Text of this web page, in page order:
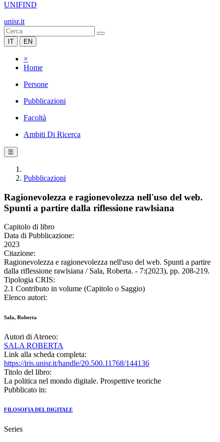
UNIFIND
unisr.it
IT EN
×
Home
Persone
Pubblicazioni
Facoltà
Ambiti Di Ricerca
☰
Pubblicazioni
Ragionevolezza e ragionevolezza nell'uso del web.
Spunti a partire dalla riflessione rawlsiana
Capitolo di libro
Data di Pubblicazione:
2023
Citazione:
Ragionevolezza e ragionevolezza nell'uso del web. Spunti a partire
dalla riflessione rawlsiana / Sala, Roberta. - 7:(2023), pp. 208-219.
Tipologia CRIS:
2.1 Contributo in volume (Capitolo o Saggio)
Elenco autori:
Sala, Roberta
Autori di Ateneo:
SALA ROBERTA
Link alla scheda completa:
https://iris.unisr.it/handle/20.500.11768/144136
Titolo del libro:
La politica nel mondo digitale. Prospettive teoriche
Pubblicato in:
FILOSOFIA DEL DIGITALE
Series